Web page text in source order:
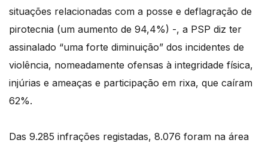
situações relacionadas com a posse e deflagração de
pirotecnia (um aumento de 94,4%) -, a PSP diz ter
assinalado “uma forte diminuição” dos incidentes de
violência, nomeadamente ofensas à integridade física,
injúrias e ameaças e participação em rixa, que caíram
62%.
Das 9.285 infrações registadas, 8.076 foram na área